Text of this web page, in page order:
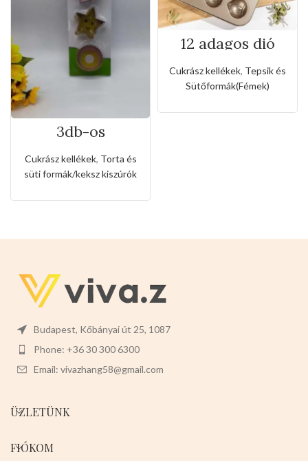
3db-os
rozsdamentes
kiszúró készlet
szív,csillag és
kerek alakkal
Cukrász kellékek, Torta és
süti formák/keksz kiszúrók
12 adagos dió
formájú tepsi
Cukrász kellékek, Tepsik és
Sütőformák(Fémek)
Budapest, Kőbányai út 25, 1087
Phone: +36 30 300 6300
Email: vivazhang58@gmail.com
ÜZLETÜNK
FIÓKOM